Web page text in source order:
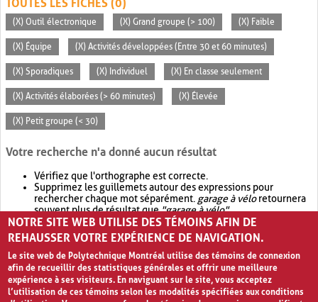
TOUTES LES FICHES (0)
(X) Outil électronique (X) Grand groupe (> 100) (X) Faible
(X) Équipe (X) Activités développées (Entre 30 et 60 minutes)
(X) Sporadiques (X) Individuel (X) En classe seulement
(X) Activités élaborées (> 60 minutes) (X) Élevée
(X) Petit groupe (< 30)
Votre recherche n'a donné aucun résultat
Vérifiez que l'orthographe est correcte.
Supprimez les guillemets autour des expressions pour
rechercher chaque mot séparément. garage à véloretournera
souvent plus de résultat que"garage à vélo".
Envisagez d'élargir votre recherche avec OR.garage OR vélo
retournera souvent plus de résultat quegarage à vélo
NOTRE SITE WEB UTILISE DES TÉMOINS AFIN DE
REHAUSSER VOTRE EXPÉRIENCE DE NAVIGATION.
Le site web de Polytechnique Montréal utilise des témoins de connexion
afin de recueillir des statistiques générales et offrir une meilleure
expérience à ses visiteurs. En naviguant sur le site, vous acceptez
l’utilisation de ces témoins selon les modalités spécifiées aux conditions